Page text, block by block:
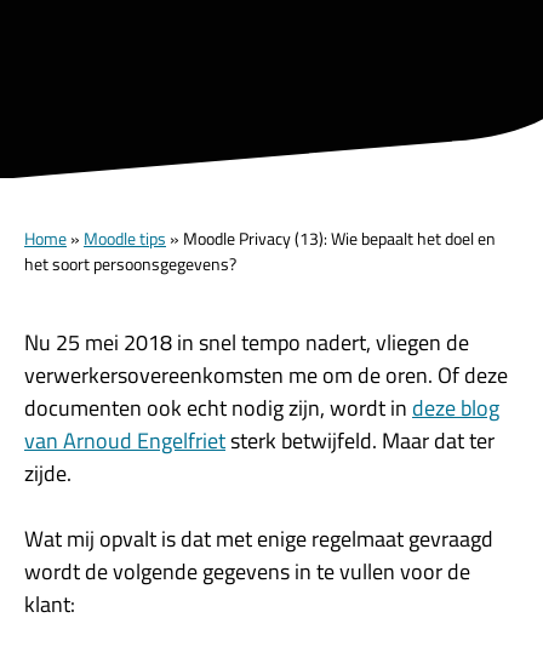
Home» Moodle tips » Moodle Privacy (13): Wie bepaalt het doel en
het soort persoonsgegevens?
Nu 25 mei 2018 in snel tempo nadert, vliegen de
verwerkersovereenkomsten me om de oren. Of deze
documenten ook echt nodig zijn, wordt in deze blog
van Arnoud Engelfrietsterk betwijfeld. Maar dat ter
zijde.
Wat mij opvalt is dat met enige regelmaat gevraagd
wordt de volgende gegevens in te vullen voor de
klant: